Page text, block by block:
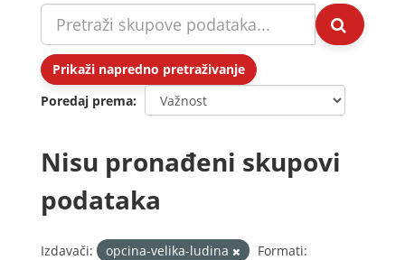
Prikaži napredno pretraživanje
Poredaj prema
Nisu pronađeni skupovi
podataka
Izdavači: opcina-velika-ludina
Formati: